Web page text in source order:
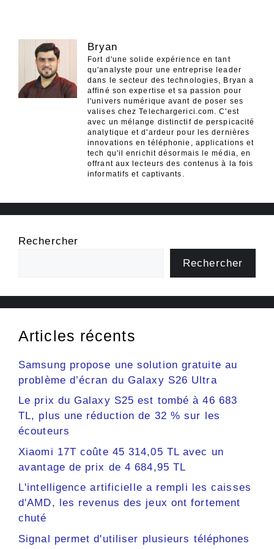
Bryan
Fort d'une solide expérience en tant
qu'analyste pour une entreprise leader
dans le secteur des technologies, Bryan a
affiné son expertise et sa passion pour
l'univers numérique avant de poser ses
valises chez Telechargerici.com. C'est
avec un mélange distinctif de perspicacité
analytique et d'ardeur pour les dernières
innovations en téléphonie, applications et
tech qu'il enrichit désormais le média, en
offrant aux lecteurs des contenus à la fois
informatifs et captivants.
Rechercher
Rechercher
Articles récents
Samsung propose une solution gratuite au
problème d’écran du Galaxy S26 Ultra
Le prix du Galaxy S25 est tombé à 46 683
TL, plus une réduction de 32 % sur les
écouteurs
Xiaomi 17T coûte 45 314,05 TL avec un
avantage de prix de 4 684,95 TL
L'intelligence artificielle a rempli les caisses
d'AMD, les revenus des jeux ont fortement
chuté
Signal permet d'utiliser plusieurs téléphones